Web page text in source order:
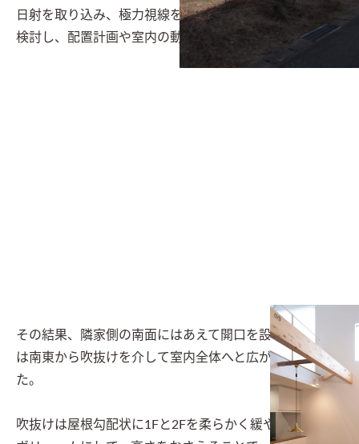
日射を取り込み、極力視線を気にしない窓開口の計画を
検討し、配置計画や室内の動線計画を進めた。
その結果、隣家側の南面にはあえて開口を設けず、日射
は南東から吹抜けを介して室内全体へと広がる案を考え
た。
吹抜けは屋根勾配状に1Fと2Fを柔らかく緩やかにつなぐ